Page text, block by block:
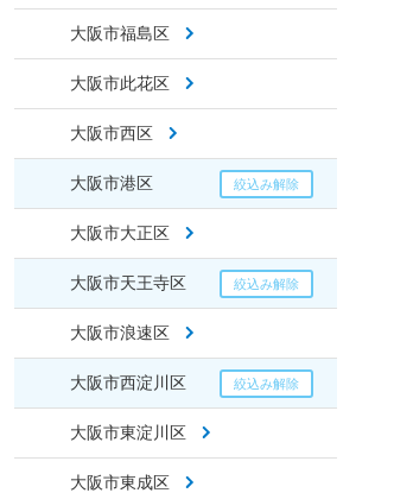
大阪市福島区
大阪市此花区
大阪市西区
大阪市港区
大阪市大正区
大阪市天王寺区
大阪市浪速区
大阪市西淀川区
大阪市東淀川区
大阪市東成区